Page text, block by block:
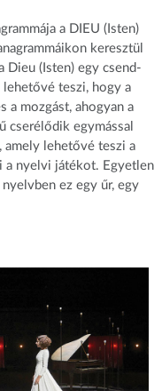
a DIEU (Isten)
keresztül
Dieu (Isten) egy csend-
teszi, hogy a
a mozgást, ahogyan a
cserélődik egymással
lehetővé teszi a
a nyelvi játékot. Egyetlen
ez egy űr, egy